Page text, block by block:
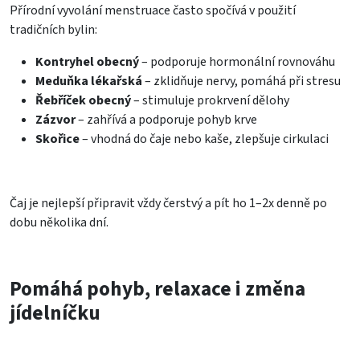
Přírodní vyvolání menstruace často spočívá v použití
tradičních bylin:
Kontryhel obecný– podporuje hormonální rovnováhu
Meduňka lékařská– zklidňuje nervy, pomáhá při stresu
Řebříček obecný– stimuluje prokrvení dělohy
Zázvor– zahřívá a podporuje pohyb krve
Skořice– vhodná do čaje nebo kaše, zlepšuje cirkulaci
Čaj je nejlepší připravit vždy čerstvý a pít ho 1–2x denně po
dobu několika dní.
Pomáhá pohyb, relaxace i změna
jídelníčku